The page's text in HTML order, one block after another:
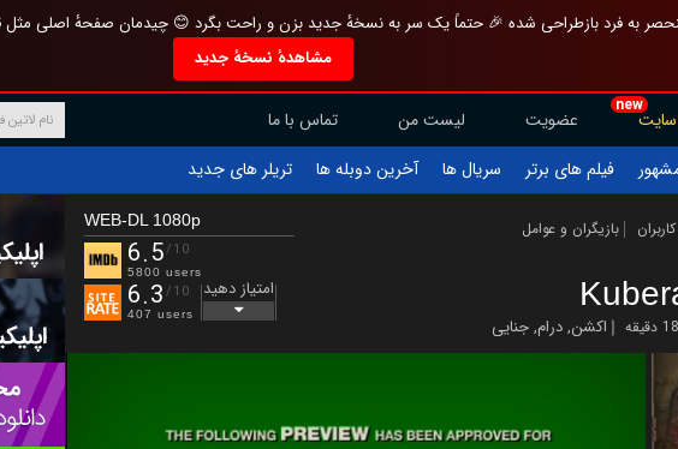
منحصر به فرد بازطراحی شده 🎉 حتماً یک سر به نسخهٔ جدید بزن و راحت بگرد 😊 چیدمان صفحهٔ اصلی مثل
مشاهدهٔ نسخهٔ جدید
new
سایت عضویت لیست من
تماس با ما
فیلم های برتر سریال ها آخرین دوبله ها تریلر های جدید
بازیگران و عوامل
اکشن,درام,جنایی
WEB-DL 1080p
6.5/10
5800 users
6.3 /10
407 users
امتیاز دهید